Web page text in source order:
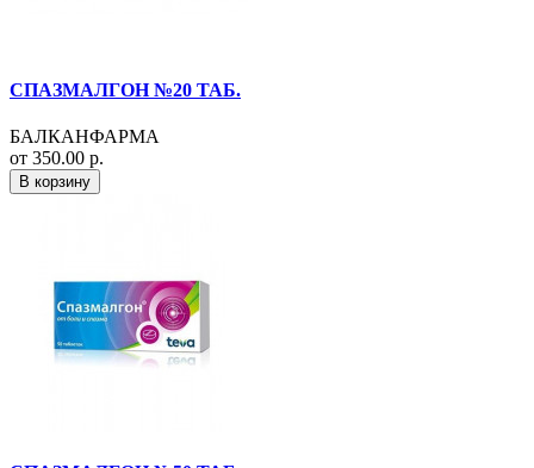
СПАЗМАЛГОН №20 ТАБ.
БАЛКАНФАРМА
от 350.00 р.
В корзину